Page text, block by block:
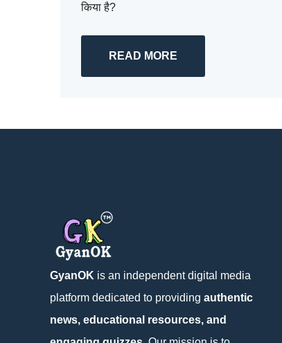
किया है?
READ MORE
GyanOK is an independent digital media
platform dedicated to providing authentic
news, educational resources, and